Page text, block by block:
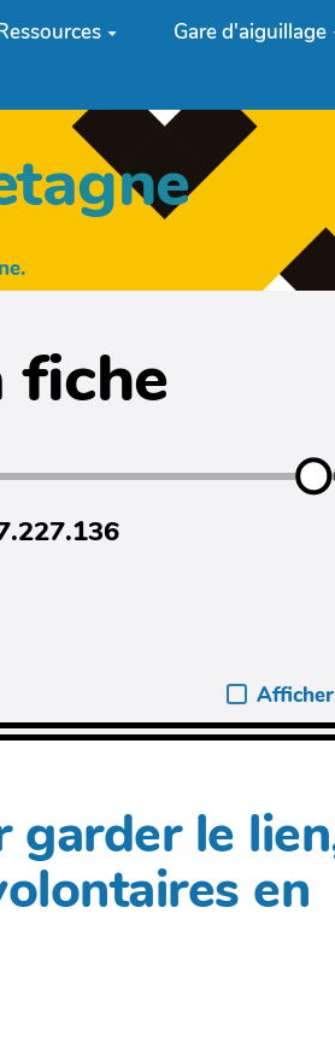
Gare d'aiguillage
fiche
garder le
en